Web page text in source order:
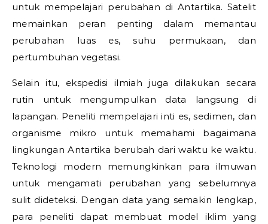
untuk mempelajari perubahan di Antartika. Satelit
memainkan peran penting dalam memantau
perubahan luas es, suhu permukaan, dan
pertumbuhan vegetasi.
Selain itu, ekspedisi ilmiah juga dilakukan secara
rutin untuk mengumpulkan data langsung di
lapangan. Peneliti mempelajari inti es, sedimen, dan
organisme mikro untuk memahami bagaimana
lingkungan Antartika berubah dari waktu ke waktu.
Teknologi modern memungkinkan para ilmuwan
untuk mengamati perubahan yang sebelumnya
sulit dideteksi. Dengan data yang semakin lengkap,
para peneliti dapat membuat model iklim yang